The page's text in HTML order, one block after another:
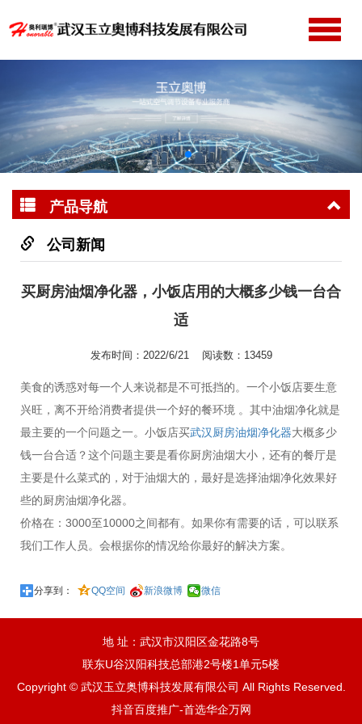
切
航
公司简介
产品中心
新闻动态
产品导航
公司新闻
买厨房油烟净化器，小饭店用的大概多少钱一台合
适
发布时间：2022/6/21 阅读数：13459
美食的诱惑对每一个人来说都是不可抵挡的。一个小饭店要生意
兴旺，离不开给消费者提供一个好的餐环境 。其中油烟净化就是
最主要的一个问题之一。小饭店买武汉厨房油烟净化器大概多少
钱一台合适？这个问题主要是看你厨房油烟大小，还有的餐厅是
主要是什么菜式的，对于油烟大的，最好是选择油烟净化效果好
些的厨房油烟净化器。
价格在：3000至10000之间都有。如果你有需要的话，可以联系
我们工作人员。会根据你的情况给你最好的解决方案。
分享到： QQ空间 新浪微博 微信
地 址：武汉市汉阳区金花路8号
联东U谷汉阳科技总部港2号楼1单元5楼
Copyright © 武汉玉立奥博科技发展有限公司 All Rights Reserved.
抖音百度推广-首选华企万网